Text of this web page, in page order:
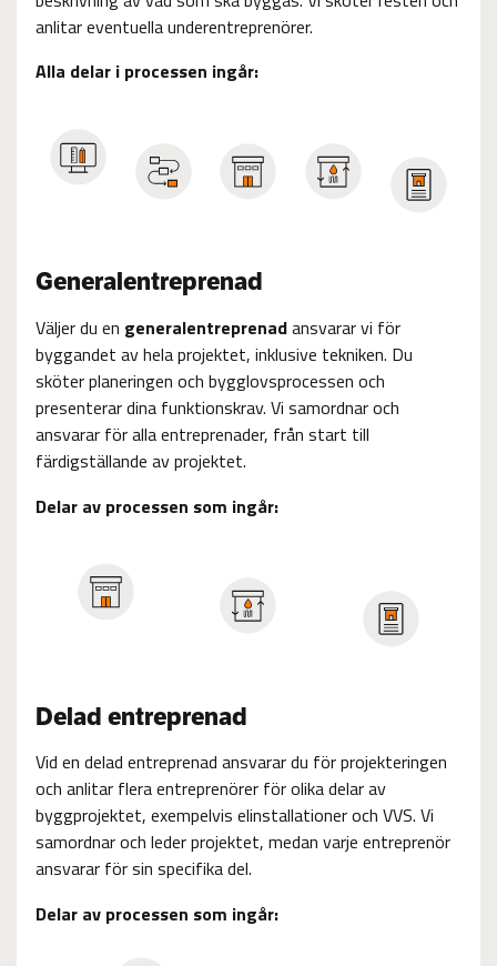
anlitar eventuella underentreprenörer.
Alla delar i processen ingår:
Generalentreprenad
Väljer du en generalentreprenadansvarar vi för
byggandet av hela projektet, inklusive tekniken. Du
sköter planeringen och bygglovsprocessen och
presenterar dina funktionskrav. Vi samordnar och
ansvarar för alla entreprenader, från start till
färdigställande av projektet.
Delar av processen som ingår:
Delad entreprenad
Vid en delad entreprenad ansvarar du för projekteringen
och anlitar flera entreprenörer för olika delar av
byggprojektet, exempelvis elinstallationer och VVS. Vi
samordnar och leder projektet, medan varje entreprenör
ansvarar för sin specifika del.
Delar av processen som ingår: